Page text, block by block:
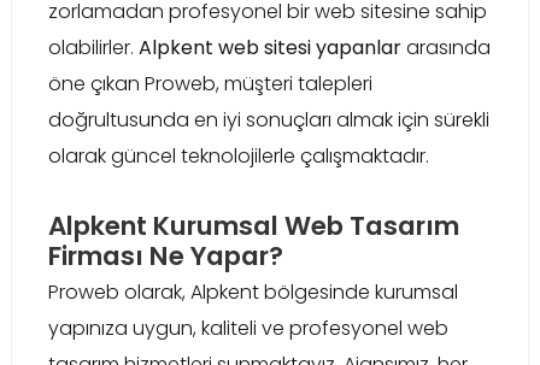
zorlamadan profesyonel bir web sitesine sahip
olabilirler. Alpkent web sitesi yapanlararasında
öne çıkan Proweb, müşteri talepleri
doğrultusunda en iyi sonuçları almak için sürekli
olarak güncel teknolojilerle çalışmaktadır.
Alpkent Kurumsal Web Tasarım
Firması Ne Yapar?
Proweb olarak, Alpkent bölgesinde kurumsal
yapınıza uygun, kaliteli ve profesyonel web